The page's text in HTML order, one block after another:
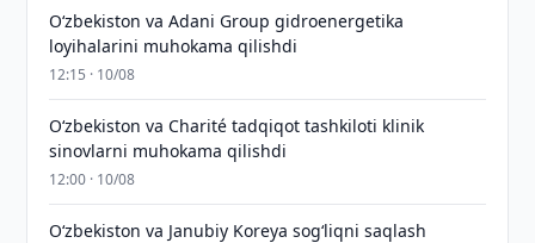
Oʻzbekiston va Adani Group gidroenergetika
loyihalarini muhokama qilishdi
12:15 · 10/08
Oʻzbekiston va Charité tadqiqot tashkiloti klinik
sinovlarni muhokama qilishdi
12:00 · 10/08
Oʻzbekiston va Janubiy Koreya sogʻliqni saqlash